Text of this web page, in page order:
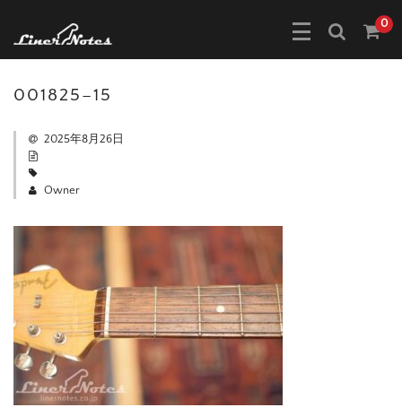
0
001825–15
2025年8月26日
Owner